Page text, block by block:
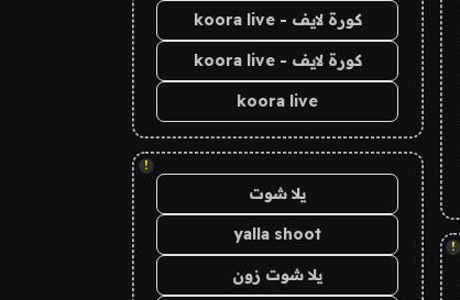
!
كورة لايف - koora live
كورة لايف - koora live
koora live
!
يلا شوت
yalla shoot
يلا شوت زون